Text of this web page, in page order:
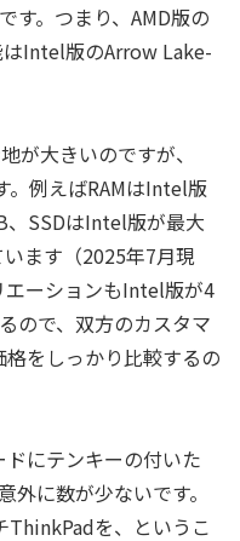
す。つまり、AMD版の
Intel版のArrow Lake-
が大きいのですが、
。例えばRAMはIntel版
、SSDはIntel版が最大
ます（2025年7月現
エーションもIntel版が4
ので、双方のカスタマ
をしっかり比較するの
にテンキーの付いた
に数が少ないです。
ThinkPadを、というこ